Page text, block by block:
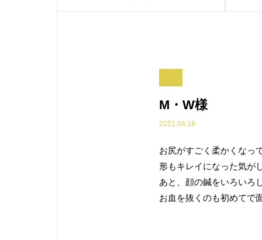
M・W様
2021.04.18
お尻がすごく柔かくなっ
形もキレイになった気が
あと、顔の鍼をいろいろ
お血を抜くのも初めてで